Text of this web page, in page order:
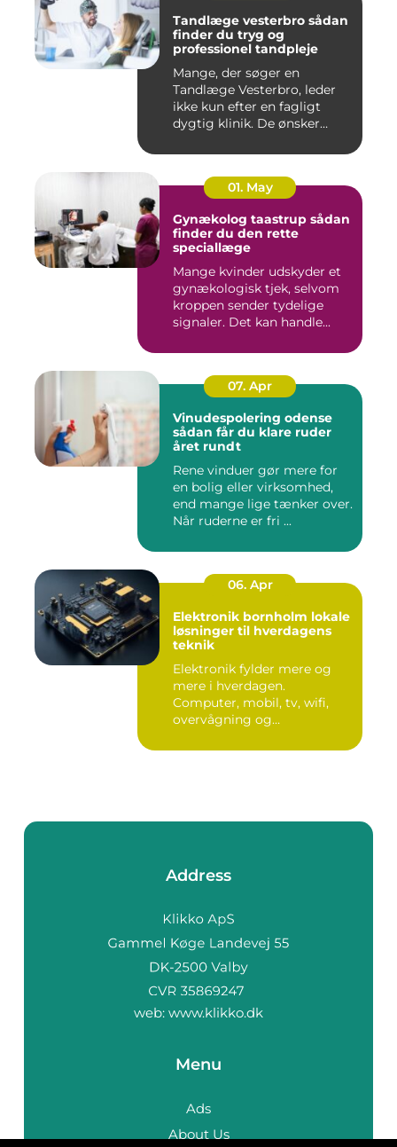
Tandlæge vesterbro sådan
finder du tryg og
professionel tandpleje
Mange, der søger en
Tandlæge Vesterbro, leder
ikke kun efter en fagligt
dygtig klinik. De ønsker
01. May
Gynækolog taastrup sådan
finder du den rette
speciallæge
Mange kvinder udskyder et
gynækologisk tjek, selvom
kroppen sender tydelige
signaler. Det kan handle...
07. Apr
Vinudespolering odense
sådan får du klare ruder
året rundt
Rene vinduer gør mere for
en bolig eller virksomhed,
end mange lige tænker over.
Når ruderne er fri ...
06. Apr
Elektronik bornholm lokale
løsninger til hverdagens
teknik
Elektronik fylder mere og
mere i hverdagen.
Computer, mobil, tv, wifi,
overvågning og
Address
web: www.klikko.dk
Menu
Ads
About Us